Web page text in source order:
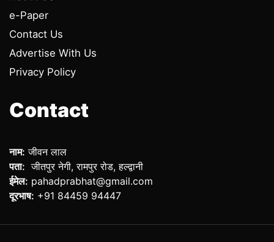
e-Paper
Contact Us
Advertise With Us
Privacy Policy
Contact
नाम: जीवन लाल
पता: जीतपुर नेगी, रामपुर रोड, हल्द्वानी
ईमेल: pahadprabhat@gmail.com
दूरभाष: +91 84459 94447